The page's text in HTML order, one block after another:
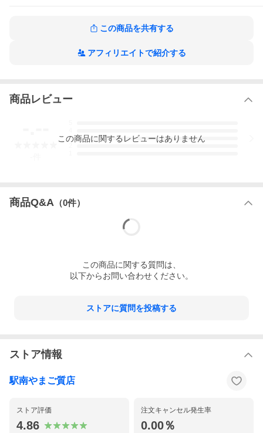
この商品を共有する
アフィリエイトで紹介する
商品レビュー
3
この商品に関するレビューはありません
商品Q&A （0件）
この商品に関する質問は、
以下からお問い合わせください。
ストアに質問を投稿する
ストア情報
駅南やまご質店
ストア評価
4.86
注文キャンセル発生率
0.00％